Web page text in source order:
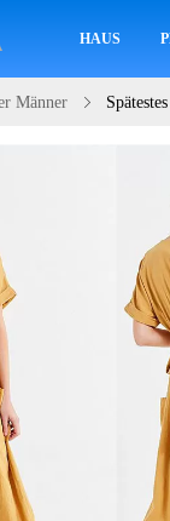
HAUS
Männer